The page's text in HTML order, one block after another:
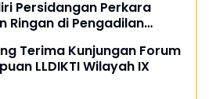
Persidangan Perkara
Ringan di Pengadilan
Terima Kunjungan Forum
LLDIKTI Wilayah IX